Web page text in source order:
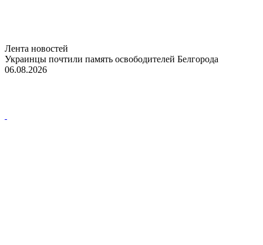
Лента новостей
Украинцы почтили память освободителей Белгорода
06.08.2026